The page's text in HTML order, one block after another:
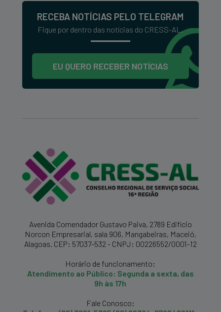
RECEBA NOTÍCIAS PELO TELEGRAM
Fique por dentro das notícias do CRESS-AL.
EU QUERO RECEBER NOTÍCIAS
Avenida Comendador Gustavo Paiva, 2789 Edifício
Norcon Empresarial, sala 906, Mangabeiras, Maceió,
Alagoas. CEP: 57037-532 - CNPJ: 00226552/0001-12
Horário de funcionamento:
Atendimento ao Público: Segunda a sexta, das
9h às 17h
Fale Conosco: